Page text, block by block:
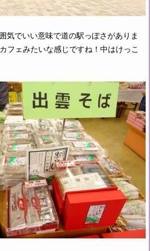
気でいい意味で道の駅っぽさがありま
フェみたいな感じですね！中はけっこ